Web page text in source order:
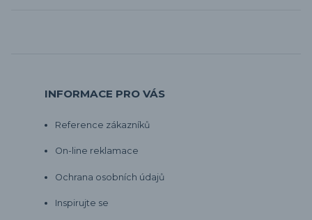
INFORMACE PRO VÁS
Reference zákazníků
On-line reklamace
Ochrana osobních údajů
Inspirujte se